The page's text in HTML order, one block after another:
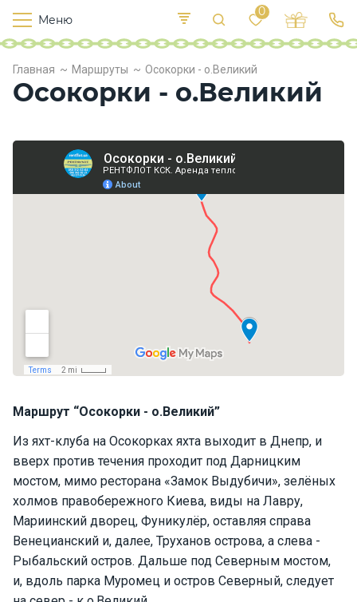
Главная Маршруты Осокорки - о.Великий
Осокорки - о.Великий
Маршрут “Осокорки - о.Великий”
Из яхт-клуба на Осокорках яхта выходит в Днепр, и
вверх против течения проходит под Дарницким
мостом, мимо ресторана «Замок Выдубичи», зелёных
холмов правобережного Киева, виды на Лавру,
Мариинский дворец, Фуникулёр, оставляя справа
Венецианский и, далее, Труханов острова, а слева -
Рыбальский остров. Дальше под Северным мостом,
и, вдоль парка Муромец и остров Северный, следует
Меню
0
Т
е
л
ы
р
с
н
ы
е
я
х
т
ы
К
е
в
Р